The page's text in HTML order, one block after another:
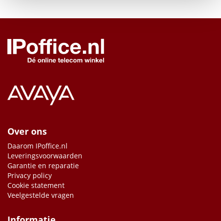
Over ons
Daarom IPoffice.nl
Leveringsvoorwaarden
Garantie en reparatie
Privacy policy
Cookie statement
Veelgestelde vragen